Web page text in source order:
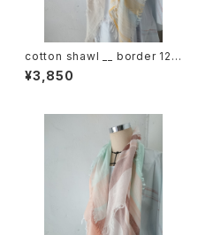
cotton shawl __ border 120
蒲公英w
¥3,850